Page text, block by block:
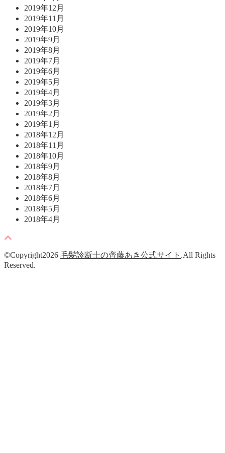
2019年12月
2019年11月
2019年10月
2019年9月
2019年8月
2019年7月
2019年6月
2019年5月
2019年4月
2019年3月
2019年2月
2019年1月
2018年12月
2018年11月
2018年10月
2018年9月
2018年8月
2018年7月
2018年6月
2018年5月
2018年4月
©Copyright2026 毛髪診断士の齊藤あき公式サイト .All Rights
Reserved.